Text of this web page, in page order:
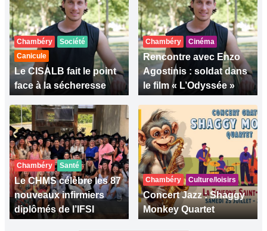
Chambéry
Société
Canicule
Le CISALB fait le point
face à la sécheresse
Chambéry Cinéma
Rencontre avec Enzo
Agostinis : soldat dans
le film « L’Odyssée »
Chambéry Santé
Le CHMS célèbre les 87
nouveaux infirmiers
diplômés de l’IFSI
Chambéry Culture/loisirs
Concert Jazz : Shaggy
Monkey Quartet